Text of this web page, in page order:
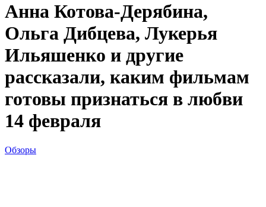
Анна Котова-Дерябина,
Ольга Дибцева, Лукерья
Ильяшенко и другие
рассказали, каким фильмам
готовы признаться в любви
14 февраля
Обзоры